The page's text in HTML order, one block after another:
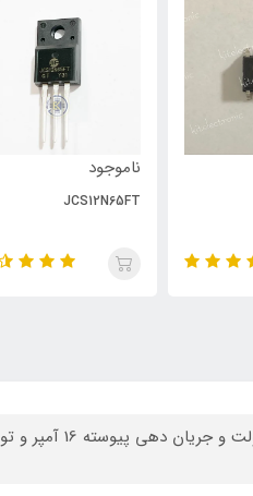
ناموجود
JCS12N65FT